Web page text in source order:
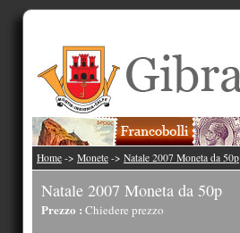
Home -> Monete -> Natale 2007 Moneta da 50p
Natale 2007 Moneta da 50p
Prezzo : Chiedere prezzo